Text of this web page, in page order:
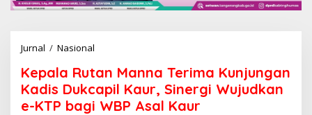
Jurnal / Nasional
p
a
Kepala Rutan Manna Terima Kunjungan
Kadis Dukcapil Kaur, Sinergi Wujudkan
e-KTP bagi WBP Asal Kaur